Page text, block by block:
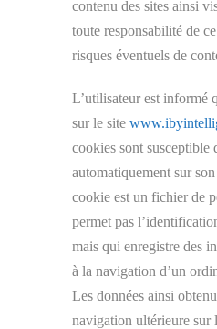
contenu des sites ainsi
toute responsabilité de
risques éventuels de
L’utilisateur est informé
sur le site
cookies sont susceptible
automatiquement sur
cookie est un fichier de
permet pas
mais qui enregistre des
à la navigation d’un
Les données ainsi
navigation ultérieure sur